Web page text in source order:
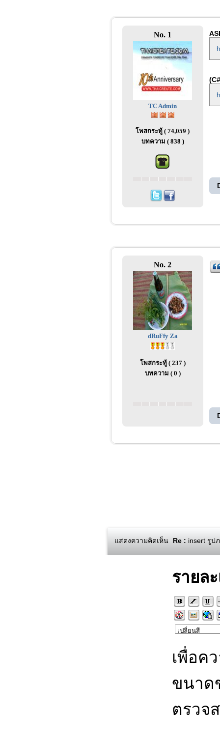
No. 1
TC Admin
โพสกระทู้ ( 74,059 )
บทความ ( 838 )
No. 2
dRuFfy Za
โพสกระทู้ ( 237 )
บทความ ( 0 )
แสดงความคิดเห็น Re : insert รูป
รายล
เพื่อค
ขนาด
ตรวจ